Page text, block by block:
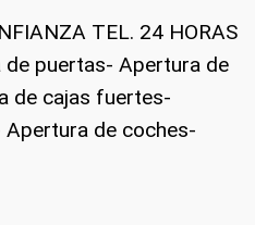
TEL. 24 HORAS
puertas- Apertura de
de cajas fuertes-
de coches-